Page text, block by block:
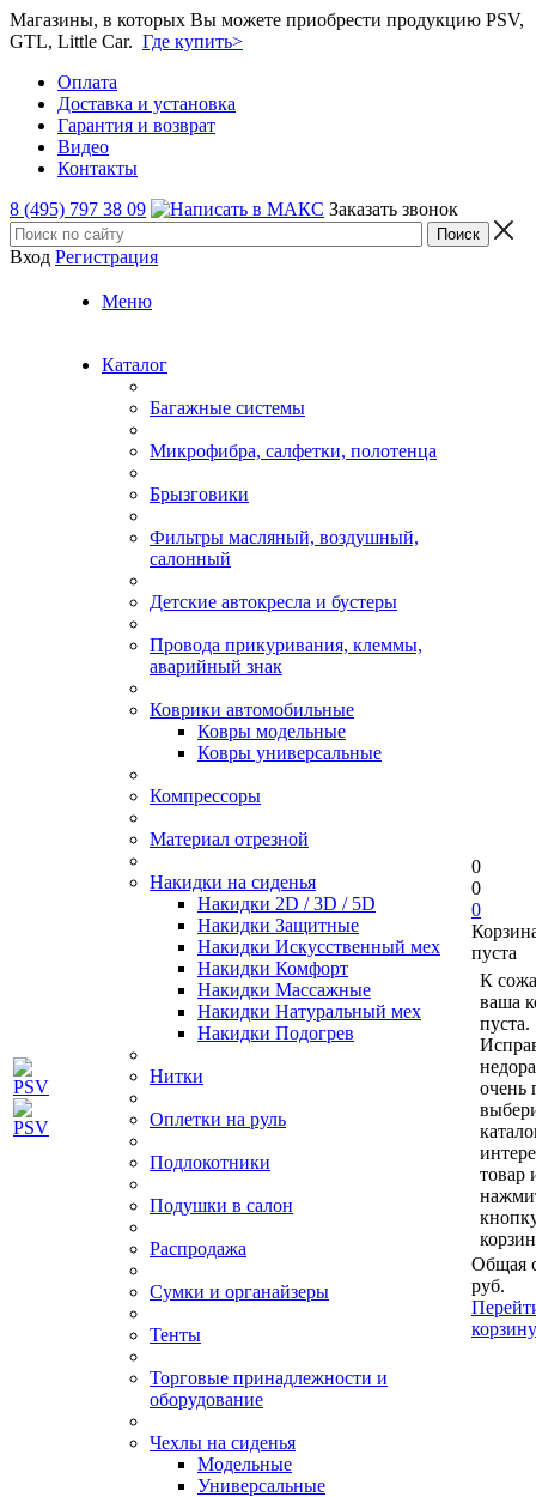
Магазины, в которых Вы можете приобрести продукцию PSV,
GTL, Little Car. Где купить>
Оплата
Доставка и установка
Гарантия и возврат
Видео
Контакты
8 (495) 797 38 09
Заказать звонок
Вход Регистрация
Меню
Каталог
Багажные системы
Микрофибра, салфетки, полотенца
Брызговики
Фильтры масляный, воздушный,
салонный
Детские автокресла и бустеры
Провода прикуривания, клеммы,
аварийный знак
Коврики автомобильные
Ковры модельные
Ковры универсальные
Компрессоры
Материал отрезной
Накидки на сиденья
Накидки 2D / 3D / 5D
Накидки Защитные
Накидки Искусственный мех
Накидки Комфорт
Накидки Массажные
Накидки Натуральный мех
Накидки Подогрев
Нитки
Оплетки на руль
Подлокотники
Подушки в салон
Распродажа
Сумки и органайзеры
Тенты
Торговые принадлежности и
оборудование
Чехлы на сиденья
Модельные
Универсальные
0
0
0
пуста
К
ваша
пуста.
очень
товар
Общая
руб.
корзину